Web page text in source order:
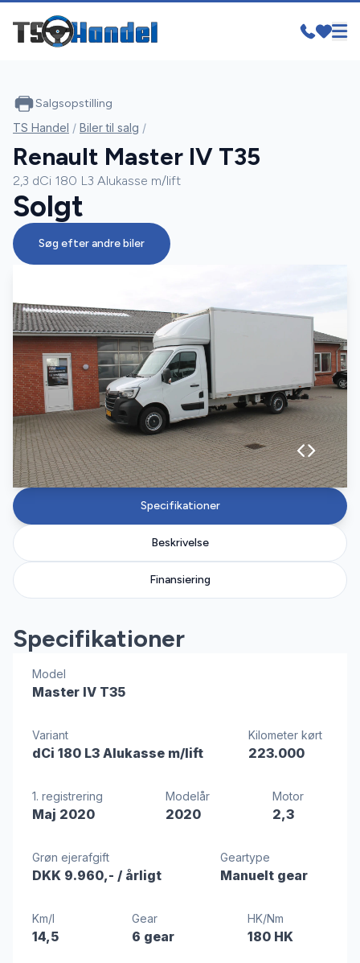
Specifikationer
Beskrivelse
Finansiering
Specifikationer
Model
Master IV T35
Variant
dCi 180 L3 Alukasse m/lift
Kilometer kørt
223.000
1. registrering
Maj 2020
Modelår
2020
Motor
2,3
Grøn ejerafgift
DKK 9.960,- / årligt
Geartype
Manuelt gear
Km/l
14,5
Gear
6 gear
HK/Nm
180 HK
Salgsopstilling
TS Handel / Biler til salg /
Renault Master IV T35
2,3 dCi 180 L3 Alukasse m/lift
Solgt
Søg efter andre biler